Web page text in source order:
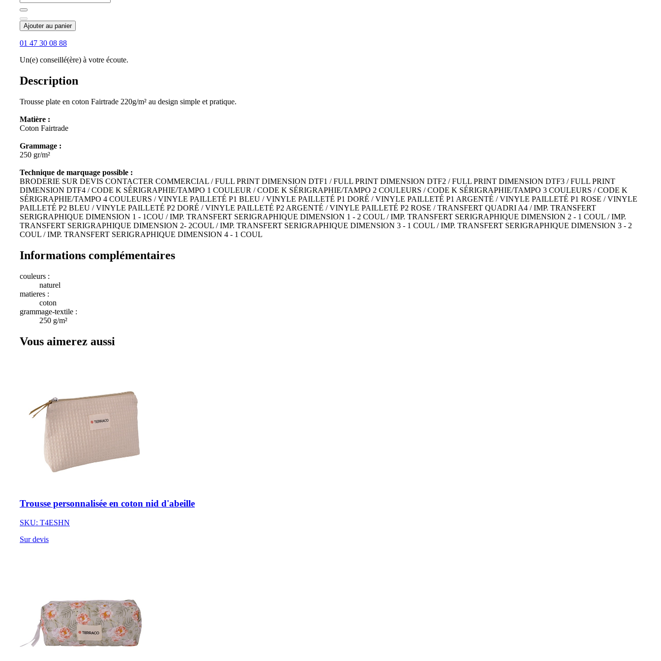
Ajouter au panier
01 47 30 08 88
Un(e) conseillé(ère) à votre écoute.
Description
Trousse plate en coton Fairtrade 220g/m² au design simple et pratique.
Matière :
Coton Fairtrade
Grammage :
250 gr/m²
Technique de marquage possible :
BRODERIE SUR DEVIS CONTACTER COMMERCIAL / FULL PRINT DIMENSION DTF1 / FULL PRINT DIMENSION DTF2 / FULL PRINT DIMENSION DTF3 / FULL PRINT
DIMENSION DTF4 / CODE K SÉRIGRAPHIE/TAMPO 1 COULEUR / CODE K SÉRIGRAPHIE/TAMPO 2 COULEURS / CODE K SÉRIGRAPHIE/TAMPO 3 COULEURS / CODE K
SÉRIGRAPHIE/TAMPO 4 COULEURS / VINYLE PAILLETÉ P1 BLEU / VINYLE PAILLETÉ P1 DORÉ / VINYLE PAILLETÉ P1 ARGENTÉ / VINYLE PAILLETÉ P1 ROSE / VINYLE
PAILLETÉ P2 BLEU / VINYLE PAILLETÉ P2 DORÉ / VINYLE PAILLETÉ P2 ARGENTÉ / VINYLE PAILLETÉ P2 ROSE / TRANSFERT QUADRI A4 / IMP. TRANSFERT
SERIGRAPHIQUE DIMENSION 1 - 1COU / IMP. TRANSFERT SERIGRAPHIQUE DIMENSION 1 - 2 COUL / IMP. TRANSFERT SERIGRAPHIQUE DIMENSION 2 - 1 COUL / IMP.
TRANSFERT SERIGRAPHIQUE DIMENSION 2- 2COUL / IMP. TRANSFERT SERIGRAPHIQUE DIMENSION 3 - 1 COUL / IMP. TRANSFERT SERIGRAPHIQUE DIMENSION 3 - 2
COUL / IMP. TRANSFERT SERIGRAPHIQUE DIMENSION 4 - 1 COUL
Informations complémentaires
couleurs :
naturel
matieres :
coton
grammage-textile :
250 g/m²
Vous aimerez aussi
Trousse personnalisée en coton nid d'abeille
SKU: T4ESHN
Sur devis